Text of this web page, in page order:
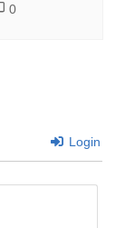
0
Login